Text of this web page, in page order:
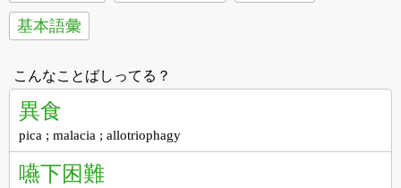
基本語彙
こんなことばしってる？
異食
pica ; malacia ; allotriophagy
嚥下困難